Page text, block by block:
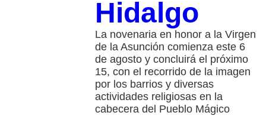
Hidalgo
La novenaria en honor a la Virgen
de la Asunción comienza este 6
de agosto y concluirá el próximo
15, con el recorrido de la imagen
por los barrios y diversas
actividades religiosas en la
cabecera del Pueblo Mágico